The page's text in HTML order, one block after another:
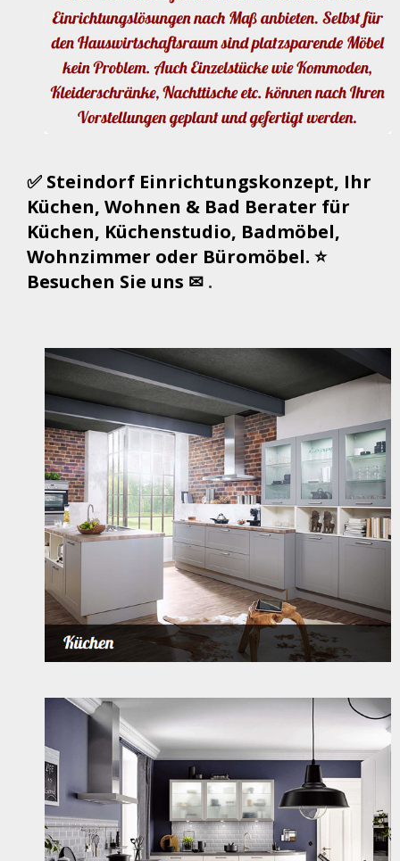
✅ Steindorf Einrichtungskonzept, Ihr
Küchen, Wohnen & Bad Berater für
Küchen, Küchenstudio, Badmöbel,
Wohnzimmer oder Büromöbel. ⭐
Besuchen Sie uns ✉ .